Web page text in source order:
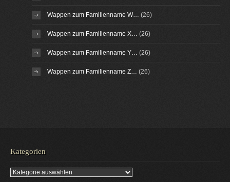
Wappen zum Familienname W… (26)
Wappen zum Familienname X… (26)
Wappen zum Familienname Y… (26)
Wappen zum Familienname Z… (26)
Kategorien
Kategorien